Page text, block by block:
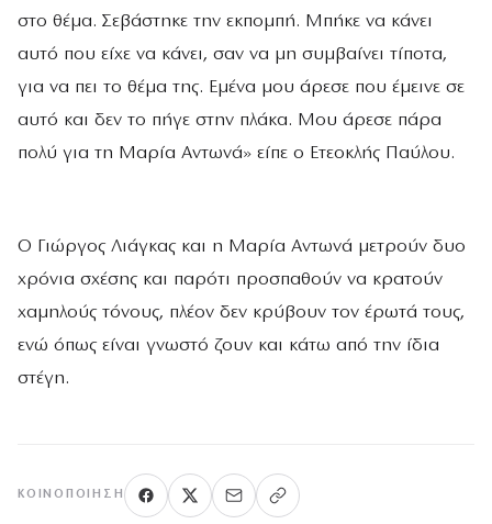
στο θέμα. Σεβάστηκε την εκπομπή. Μπήκε να κάνει
αυτό που είχε να κάνει, σαν να μη συμβαίνει τίποτα,
για να πει το θέμα της. Εμένα μου άρεσε που έμεινε σε
αυτό και δεν το πήγε στην πλάκα. Μου άρεσε πάρα
πολύ για τη Μαρία Αντωνά» είπε ο Ετεοκλής Παύλου.
Ο Γιώργος Λιάγκας και η Μαρία Αντωνά μετρούν δυο
χρόνια σχέσης και παρότι προσπαθούν να κρατούν
χαμηλούς τόνους, πλέον δεν κρύβουν τον έρωτά τους,
ενώ όπως είναι γνωστό ζουν και κάτω από την ίδια
στέγη.
ΚΟΙΝΟΠΟΊΗΣΗ